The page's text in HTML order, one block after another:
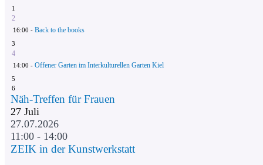
1
2
16:00 - Back to the books
3
4
14:00 - Offener Garten im Interkulturellen Garten Kiel
5
6
Näh-Treffen für Frauen
27 Juli
27.07.2026
11:00 - 14:00
ZEIK in der Kunstwerkstatt